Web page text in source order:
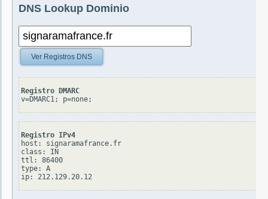
DNS Lookup Dominio
Ver Registros DNS
Registro DMARC
v=DMARC1; p=none;
Registro IPv4
host: signaramafrance.fr
class: IN
ttl: 86400
type: A